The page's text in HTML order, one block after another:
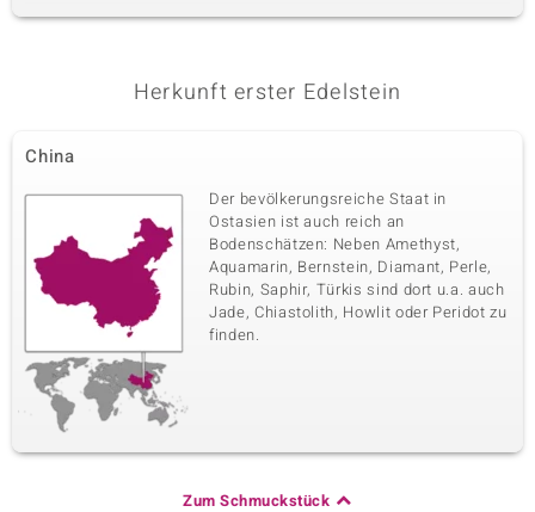
Herkunft erster Edelstein
China
Der bevölkerungsreiche Staat in
Ostasien ist auch reich an
Bodenschätzen: Neben Amethyst,
Aquamarin, Bernstein, Diamant, Perle,
Rubin, Saphir, Türkis sind dort u.a. auch
Jade, Chiastolith, Howlit oder Peridot zu
finden.
Zum Schmuckstück